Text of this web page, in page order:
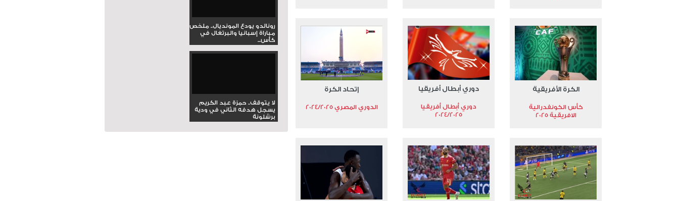
الكرة الأفريقية
كأس الكونفدرالية
الافريقية 2025
دوري أبطال أفريقيا
دوري أبطال أفريقيا
2024/2025
إتحاد الكرة
الدوري المصري 2024/2025
رونالدو يودع المونديال.. ملخص
مباراة إسبانيا والبرتغال في
كأس...
لا يتوقف.. حمزة عبد الكريم
يسجل هدفه الثاني في ودية
برشلونة